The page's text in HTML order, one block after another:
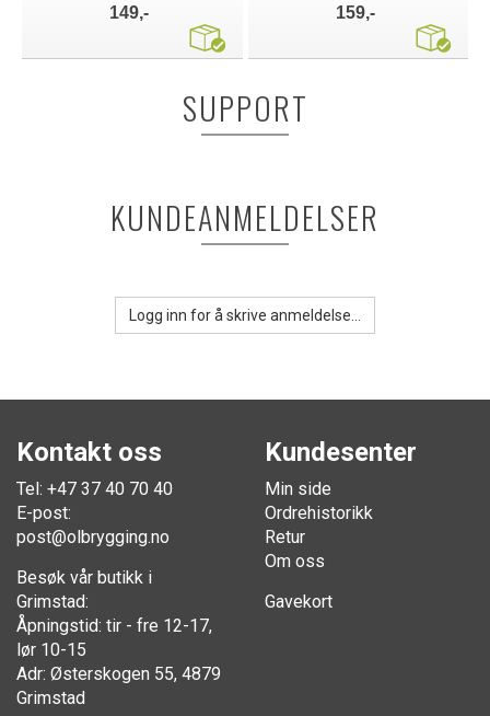
149,- 159,-
SUPPORT
KUNDEANMELDELSER
Logg inn for å skrive anmeldelse...
Kontakt oss
Tel: +47 37 40 70 40
E-post:
post@olbrygging.no
Besøk vår butikk i
Grimstad:
Åpningstid: tir - fre 12-17,
lør 10-15
Adr: Østerskogen 55, 4879
Grimstad
Kundesenter
Min side
Ordrehistorikk
Retur
Om oss
Gavekort